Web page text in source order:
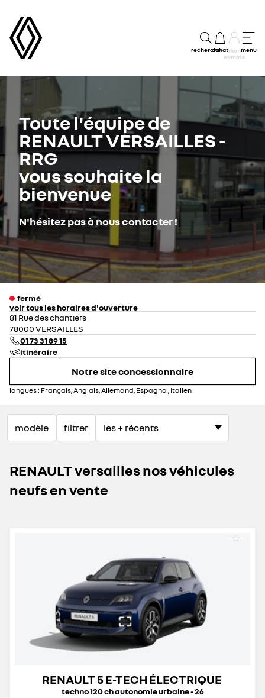
rechercheachatmon
compte
menu
Toute l'équipe de
RENAULT VERSAILLES -
RRG
vous souhaite la
bienvenue
N'hésitez pas à nous contacter !
fermé
voir tous les horaires d'ouverture
lundi
mardi
mercredi
jeudi
vendredi
08:30 - 19:00
dimanche
fermé
81 Rue des chantiers
78000 VERSAILLES
01 73 31 89 15
itinéraire
Notre site concessionnaire
langues : Français, Anglais, Allemand, Espagnol, Italien
modèle filtrer
RENAULT versailles nos véhicules
neufs en vente
RENAULT 5 E-TECH ÉLECTRIQUE
techno 120 ch autonomie urbaine - 26